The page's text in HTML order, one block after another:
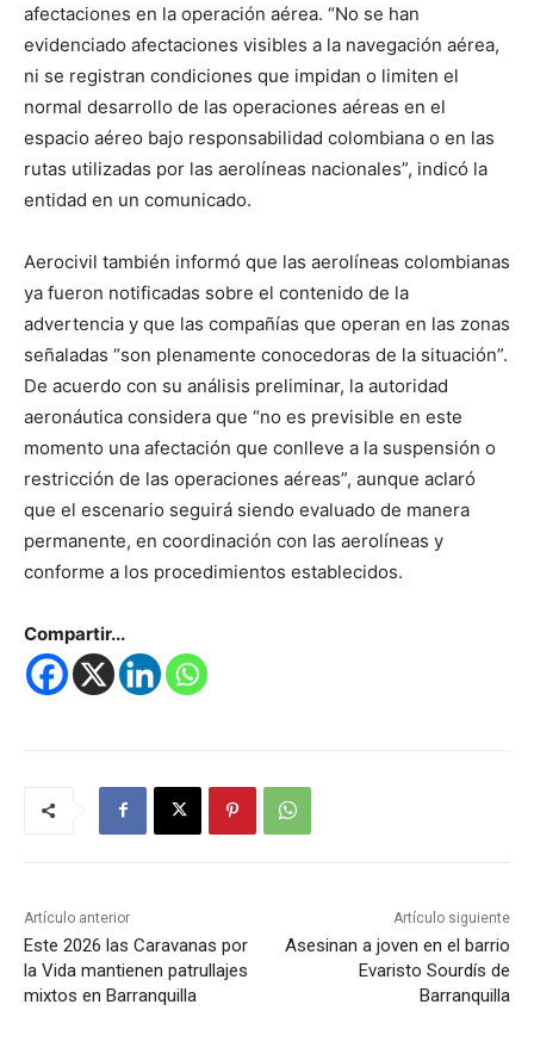
afectaciones en la operación aérea. “No se han
evidenciado afectaciones visibles a la navegación aérea,
ni se registran condiciones que impidan o limiten el
normal desarrollo de las operaciones aéreas en el
espacio aéreo bajo responsabilidad colombiana o en las
rutas utilizadas por las aerolíneas nacionales”, indicó la
entidad en un comunicado.
Aerocivil también informó que las aerolíneas colombianas
ya fueron notificadas sobre el contenido de la
advertencia y que las compañías que operan en las zonas
señaladas “son plenamente conocedoras de la situación”.
De acuerdo con su análisis preliminar, la autoridad
aeronáutica considera que “no es previsible en este
momento una afectación que conlleve a la suspensión o
restricción de las operaciones aéreas”, aunque aclaró
que el escenario seguirá siendo evaluado de manera
permanente, en coordinación con las aerolíneas y
conforme a los procedimientos establecidos.
Compartir...
Artículo anterior
Este 2026 las Caravanas por
la Vida mantienen patrullajes
mixtos en Barranquilla
Artículo siguiente
Asesinan a joven en el barrio
Evaristo Sourdís de
Barranquilla